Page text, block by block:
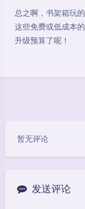
总之啊，书架箱玩
这些免费或低成本
升级预算了呢！
暂无评论
发送评论